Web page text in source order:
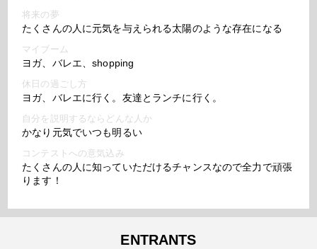
将来の夢
たくさんの人に元気を与えられる太陽のような存在になる
マイブーム
ヨガ、バレエ、shopping
休日の過ごし方
ヨガ、バレエに行く。友達とランチに行く。
自分を説明するならどんな人か
かなり元気でいつも明るい
コンテストへの意気込み
たくさんの人に知っていただけるチャンスなので全力で頑張
ります！
ENTRANTS